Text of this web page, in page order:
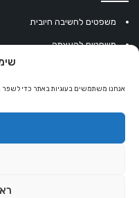
אנחנו משתמשים בעוגיות באתר כדי
משפטים לחשיבה חיובית
משפטים להעצמה
מחשבון נומרולוגיה
קריסטלים למזלות
© כל הזכויות שמורות